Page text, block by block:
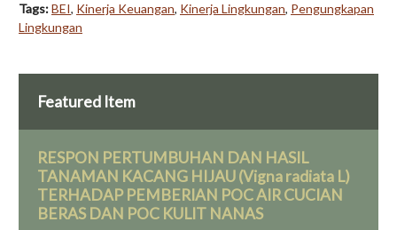
Tags:BEI, Kinerja Keuangan, Kinerja Lingkungan, Pengungkapan
Lingkungan
Featured Item
RESPON PERTUMBUHAN DAN HASIL
TANAMAN KACANG HIJAU (Vigna radiata L)
TERHADAP PEMBERIAN POC AIR CUCIAN
BERAS DAN POC KULIT NANAS